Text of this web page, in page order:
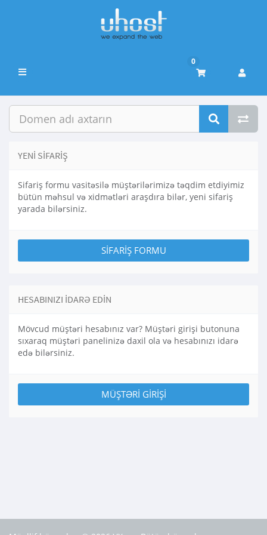
Naviqasiyaya
0
YENI SIFARIŞ
Sifariş formu vasitəsilə müştərilərimizə təqdim etdiyimiz
bütün məhsul və xidmətləri araşdıra bilər, yeni sifariş
yarada bilərsiniz.
SIFARIŞ FORMU
HESABINIZI IDARƏ EDIN
Mövcud müştəri hesabınız var? Müştəri girişi butonuna
sıxaraq müştəri panelinizə daxil ola və hesabınızı idarə
edə bilərsiniz.
MÜŞTƏRI GIRIŞI